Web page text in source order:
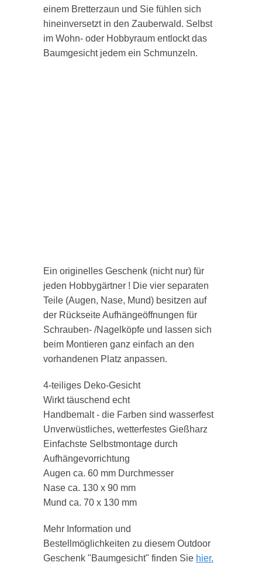
einem Bretterzaun und Sie fühlen sich
hineinversetzt in den Zauberwald. Selbst
im Wohn- oder Hobbyraum entlockt das
Baumgesicht jedem ein Schmunzeln.
Ein originelles Geschenk (nicht nur) für
jeden Hobbygärtner ! Die vier separaten
Teile (Augen, Nase, Mund) besitzen auf
der Rückseite Aufhängeöffnungen für
Schrauben- /Nagelköpfe und lassen sich
beim Montieren ganz einfach an den
vorhandenen Platz anpassen.
4-teiliges Deko-Gesicht
Wirkt täuschend echt
Handbemalt - die Farben sind wasserfest
Unverwüstliches, wetterfestes Gießharz
Einfachste Selbstmontage durch
Aufhängevorrichtung
Augen ca. 60 mm Durchmesser
Nase ca. 130 x 90 mm
Mund ca. 70 x 130 mm
Mehr Information und
Bestellmöglichkeiten zu diesem Outdoor
Geschenk "Baumgesicht" finden Sie hier.